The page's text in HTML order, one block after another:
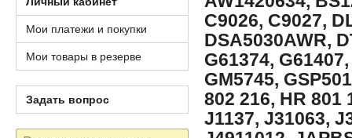
C9026, C9027,
DSA5030AWR,
G61374,
GM5745,
802 216, HR 801
J1137, J31063,
Мои платежи и покупки
Мои товары в резерве
Задать вопрос